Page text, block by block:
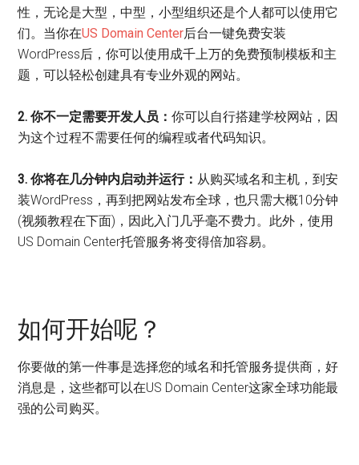
性，无论是大型，中型，小型组织还是个人都可以使用它
们。当你在US Domain Center后台一键免费安装
WordPress后，你可以使用成千上万的免费预制模板和主
题，可以轻松创建具有专业外观的网站。
2. 你不一定需要开发人员：你可以自行搭建学校网站，因
为这个过程不需要任何的编程或者代码知识。
3. 你将在几分钟内启动并运行： 从购买域名和主机，到安
装WordPress，再到把网站发布全球，也只需大概10分钟
(视频教程在下面)，因此入门几乎毫不费力。此外，使用
US Domain Center托管服务将变得倍加容易。
如何开始呢？
你要做的第一件事是选择您的域名和托管服务提供商，好
消息是，这些都可以在US Domain Center这家全球功能最
强的公司购买。